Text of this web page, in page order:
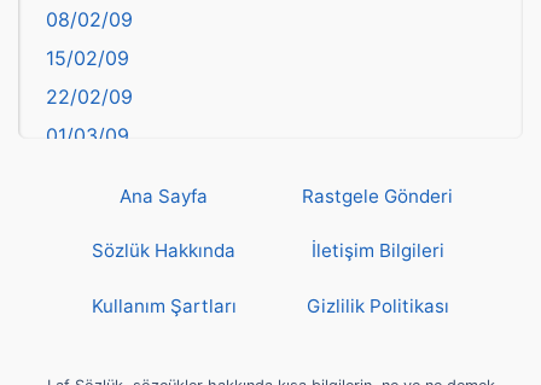
Bingöl
Bitlis
Bolu
Burdur
Çankırı
Çorum
deyim
08/02/09
15/02/09
22/02/09
01/03/09
22/03/09
Ana Sayfa Rastgele Gönderi
Sözlük Hakkında İletişim Bilgileri
Kullanım Şartları Gizlilik Politikası